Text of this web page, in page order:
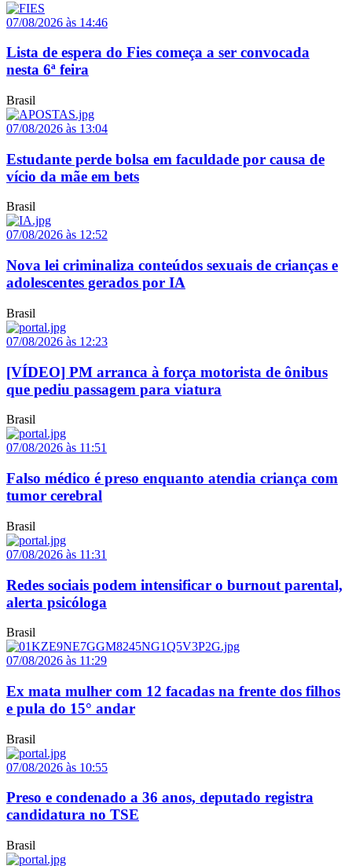
07/08/2026 às 14:46
Lista de espera do Fies começa a ser convocada
nesta 6ª feira
Brasil
07/08/2026 às 13:04
Estudante perde bolsa em faculdade por causa de
vício da mãe em bets
Brasil
07/08/2026 às 12:52
Nova lei criminaliza conteúdos sexuais de crianças e
adolescentes gerados por IA
Brasil
07/08/2026 às 12:23
[VÍDEO] PM arranca à força motorista de ônibus
que pediu passagem para viatura
Brasil
07/08/2026 às 11:51
Falso médico é preso enquanto atendia criança com
tumor cerebral
Brasil
07/08/2026 às 11:31
Redes sociais podem intensificar o burnout parental,
alerta psicóloga
Brasil
07/08/2026 às 11:29
Ex mata mulher com 12 facadas na frente dos filhos
e pula do 15° andar
Brasil
07/08/2026 às 10:55
Preso e condenado a 36 anos, deputado registra
candidatura no TSE
Brasil